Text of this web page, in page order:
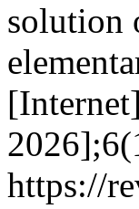
solution
https://